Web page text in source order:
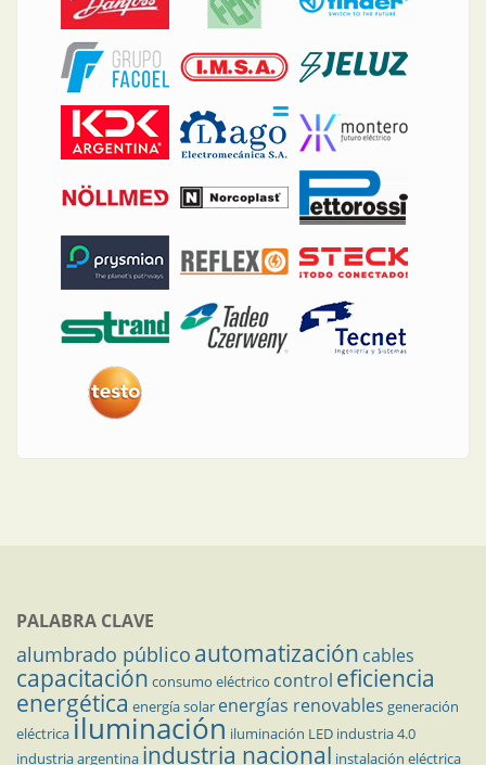
PALABRA CLAVE
alumbrado público automatización cables
capacitación consumo eléctrico control eficiencia
energética energía solar energías renovables generación
eléctricailuminación iluminación LED industria 4.0
industria argentina industria nacional instalación eléctrica